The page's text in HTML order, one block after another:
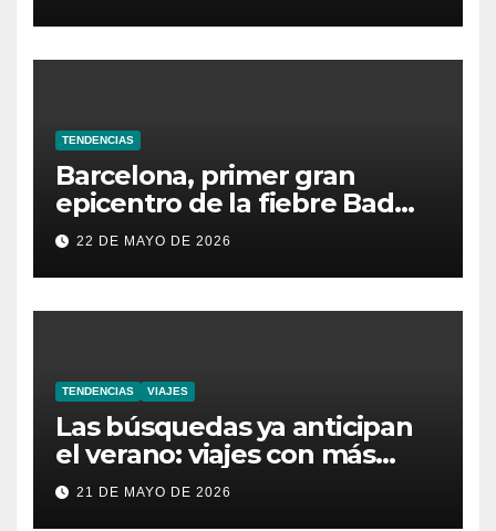
TENDENCIAS
Barcelona, primer gran
epicentro de la fiebre Bad
Bunny en España
22 DE MAYO DE 2026
TENDENCIAS VIAJES
Las búsquedas ya anticipan
el verano: viajes con más
aventura, moda inesperada y
nuevas obsesiones virales
21 DE MAYO DE 2026